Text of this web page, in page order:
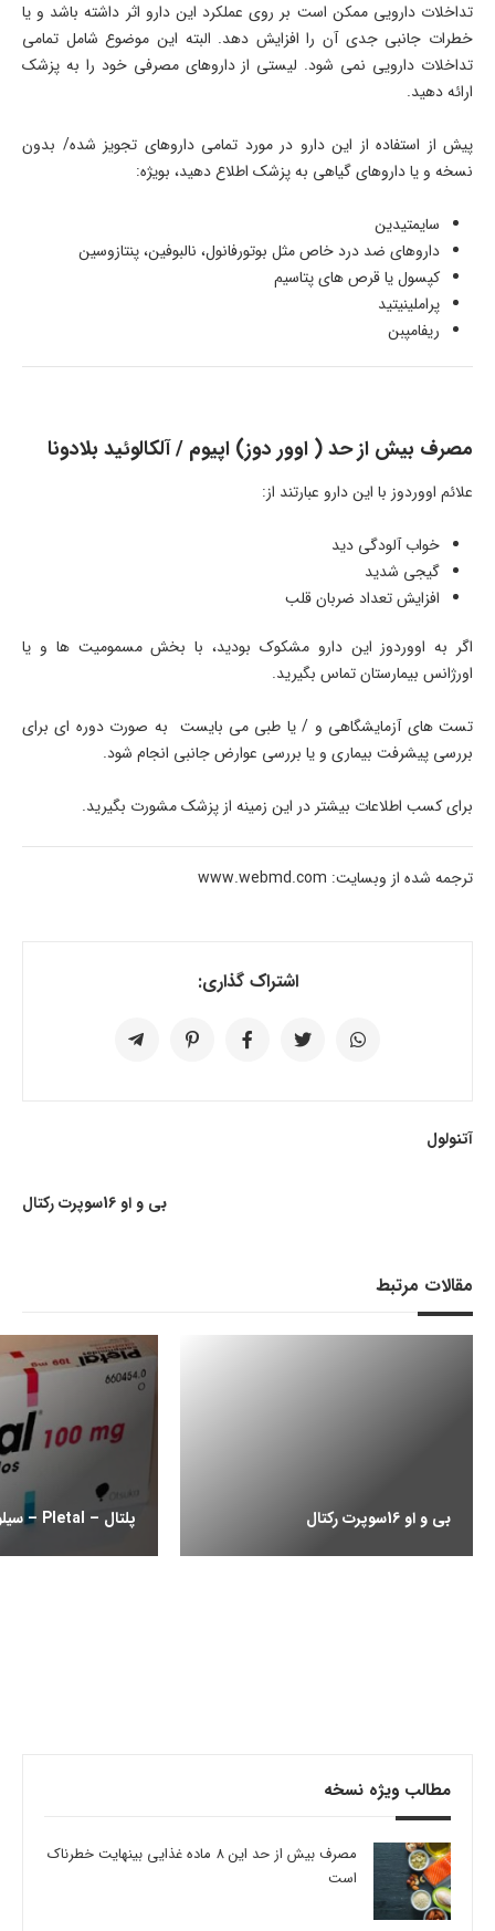
تداخلات دارویی ممکن است بر روی عملکرد این دارو اثر داشته باشد و یا
خطرات جانبی جدی آن را افزایش دهد. البته این موضوع شامل تمامی
تداخلات دارویی نمی شود. لیستی از داروهای مصرفی خود را به پزشک
ارائه دهید.
پیش از استفاده از این دارو در مورد تمامی داروهای تجویز شده/ بدون
نسخه و یا داروهای گیاهی به پزشک اطلاع دهید، بویژه:
سایمتیدین
داروهای ضد درد خاص مثل بوتورفانول، نالبوفین، پنتازوسین
کپسول یا قرص های پتاسیم
پراملینیتید
ریفامپبن
مصرف بیش از حد ( اوور دوز) اپیوم / آلکالوئید بلادونا
علائم اووردوز با این دارو عبارتند از:
خواب آلودگی دید
گیجی شدید
افزایش تعداد ضربان قلب
اگر به اووردوز این دارو مشکوک بودید، با بخش مسمومیت ها و یا
اورژانس بیمارستان تماس بگیرید.
تست های آزمایشگاهی و / یا طبی می بایست به صورت دوره ای برای
بررسی پیشرفت بیماری و یا بررسی عوارض جانبی انجام شود.
برای کسب اطلاعات بیشتر در این زمینه از پزشک مشورت بگیرید.
ترجمه شده از وبسایت: www.webmd.com
اشتراک گذاری:
آتنولول
بی و او 16سوپرت رکتال
مقالات مرتبط
بی و او 16سوپرت رکتال پلتال – Pletal – سیلوستازول
مطالب ویژه نسخه
مصرف بیش از حد این 8 ماده غذایی بینهایت خطرناک
است